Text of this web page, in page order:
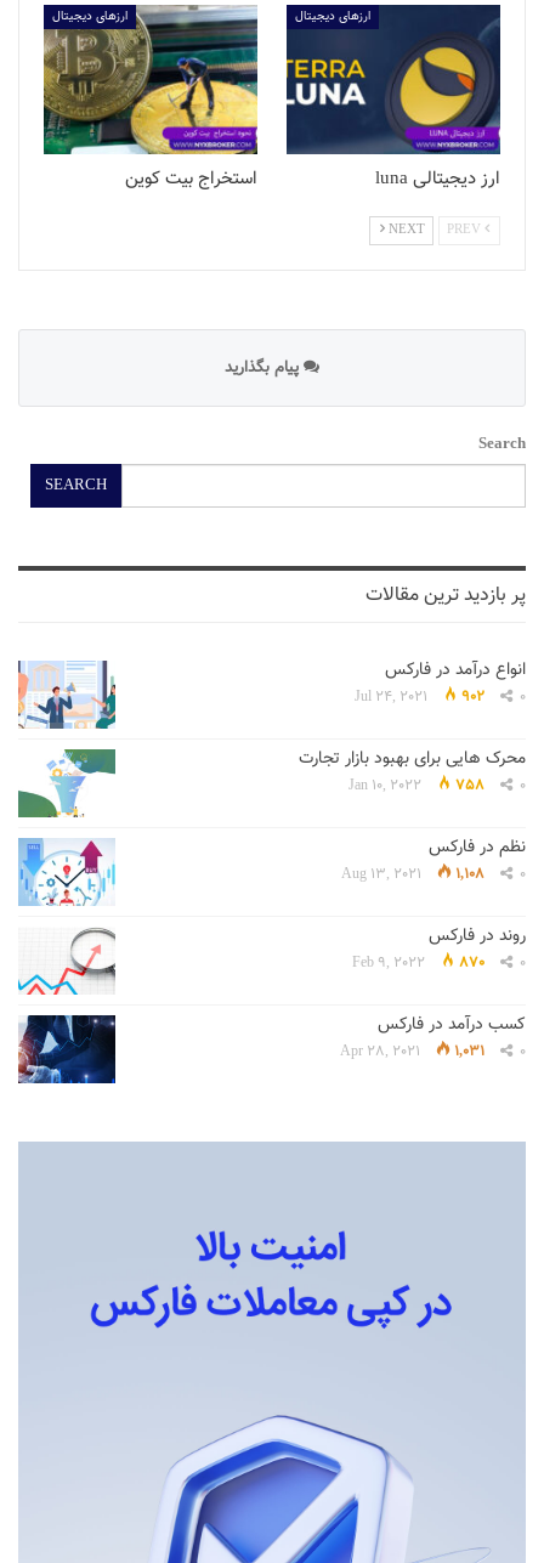
ارزهای دیجیتال
استخراج بیت کوین
ارزهای دیجیتال
ارز دیجیتالی luna
NEXT
پیام بگذارید
Search
SEARCH
پر بازدید ترین مقالات
انواع درآمد در فارکس
Jul 24, 2021 902 0
محرک هایی برای بهبود بازار تجارت
Jan 10, 2022 758 0
نظم در فارکس
Aug 13, 2021 1,108 0
روند در فارکس
Feb 9, 2022 870 0
کسب درآمد در فارکس
Apr 28, 2021 1,031 0